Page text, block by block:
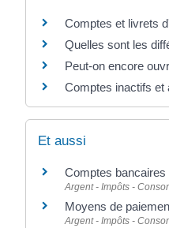
Comptes et livrets
Quelles sont les
Peut-on encore
Comptes inactifs et
Et aussi
Comptes bancaires
Argent - Impôts -
Moyens de
Argent - Impôts -